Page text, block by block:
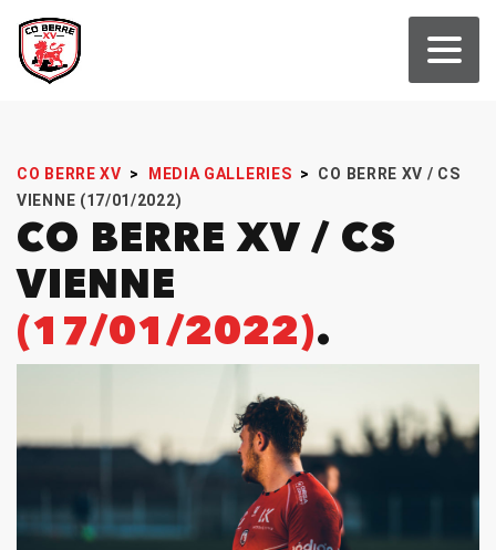
CO BERRE XV > MEDIA GALLERIES >
CO BERRE XV / CS
VIENNE (17/01/2022)
CO BERRE XV / CS
VIENNE
(17/01/2022)